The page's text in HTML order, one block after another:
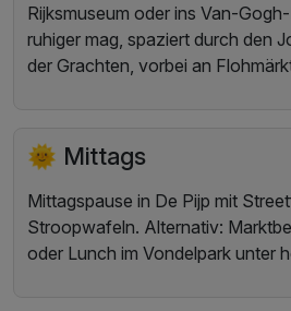
Rijksmuseum oder ins Van-
ruhiger mag, spaziert durch den
der Grachten, vorbei an
🌞 Mittags
Mittagspause in De Pijp mit
Stroopwafeln. Alternativ:
oder Lunch im Vondelpark unter